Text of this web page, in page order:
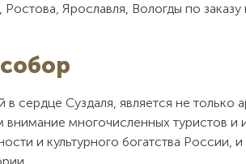
Ярославля, Вологды по
Суздаля, является не только
многочисленных туристов и
и культурного богатства России,